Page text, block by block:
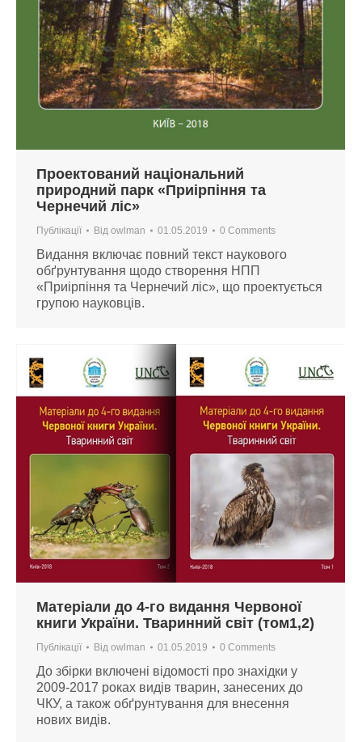
Проектований національний
природний парк «Приірпіння та
Чернечий ліс»
Публікації Від owlman 01.05.2019 0 Comments
Видання включає повний текст наукового
обґрунтування щодо створення НПП
«Приірпіння та Чернечий ліс», що проектується
групою науковців.
Матеріали до 4-го видання Червоної
книги України. Тваринний світ (том1,2)
Публікації Від owlman 01.05.2019 0 Comments
До збірки включені відомості про знахідки у
2009-2017 роках видів тварин, занесених до
ЧКУ, а також обґрунтування для внесення
нових видів.